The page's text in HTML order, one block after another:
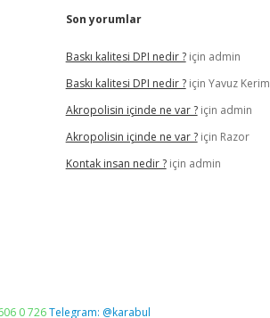
Son yorumlar
Baskı kalitesi DPI nedir ?için admin
Baskı kalitesi DPI nedir ?için Yavuz Kerim
Akropolisin içinde ne var ?için admin
Akropolisin içinde ne var ?için Razor
Kontak insan nedir ?için admin
0 726Telegram: @karabul